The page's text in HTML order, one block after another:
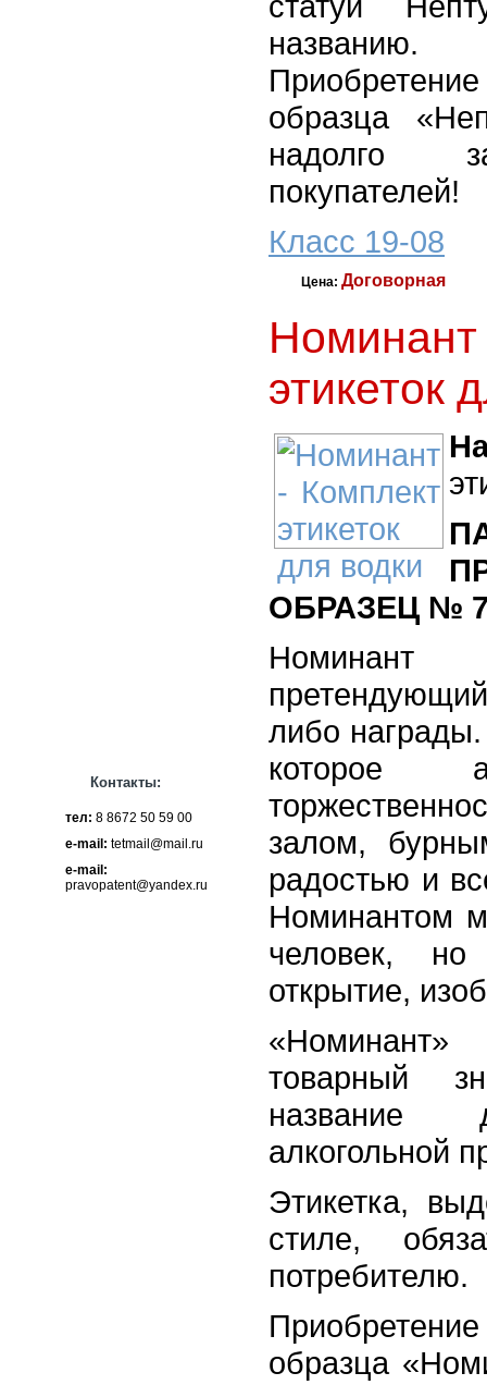
Контакты:
тел: 8 8672 50 59 00
e-mail: tetmail@mail.ru
e-mail:
pravopatent@yandex.ru
названию.
образца
надолго
покупателей!
Класс 19-08
Цена: Договорная
Номинант
этикеток
ОБРАЗЕЦ №
либо
которое
залом,
радостью и
Номинантом
человек,
открытие,
товарный
название
алкогольной
Этикетка,
стиле,
потребителю.
образца